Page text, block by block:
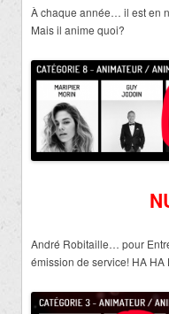
À chaque année… il est en
Mais il anime quoi?
André Robitaille… pour
émission de service! HA HA